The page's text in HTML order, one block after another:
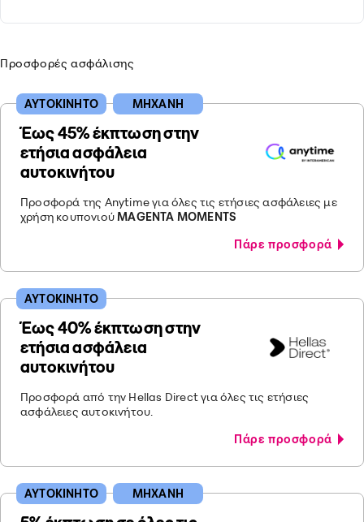
Προσφορές ασφάλισης
Έως 45% έκπτωση στην
ετήσια ασφάλεια
αυτοκινήτου
Προσφορά της Anytime για όλες τις ετήσιες ασφάλειες με
χρήση κουπονιού MAGENTA MOMENTS
Πάρε προσφορά
ΑΥΤΟΚΙΝΗΤΟ ΜΗΧΑΝΗ
Έως 40% έκπτωση στην
ετήσια ασφάλεια
αυτοκινήτου
Προσφορά από την Hellas Direct για όλες τις ετήσιες
ασφάλειες αυτοκινήτου.
Πάρε προσφορά
ΑΥΤΟΚΙΝΗΤΟ
ΑΥΤΟΚΙΝΗΤΟ ΜΗΧΑΝΗ